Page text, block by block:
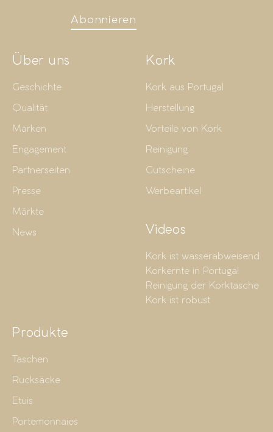
Abonnieren
Über uns
Geschichte
Qualität
Marken
Engagement
Partnerseiten
Presse
Märkte
News
Kork
Kork aus Portugal
Herstellung
Vorteile von Kork
Reinigung
Gutscheine
Werbeartikel
Videos
Kork ist wasserabweisend
Korkernte in Portugal
Reinigung der Korktasche
Kork ist robust
Produkte
Taschen
Rucksäcke
Etuis
Portemonnaies